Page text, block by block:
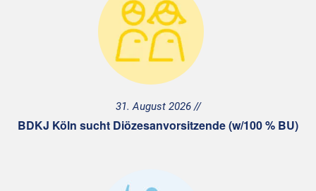
31. August 2026
BDKJ Köln sucht Diözesanvorsitzende (w/100 % BU)